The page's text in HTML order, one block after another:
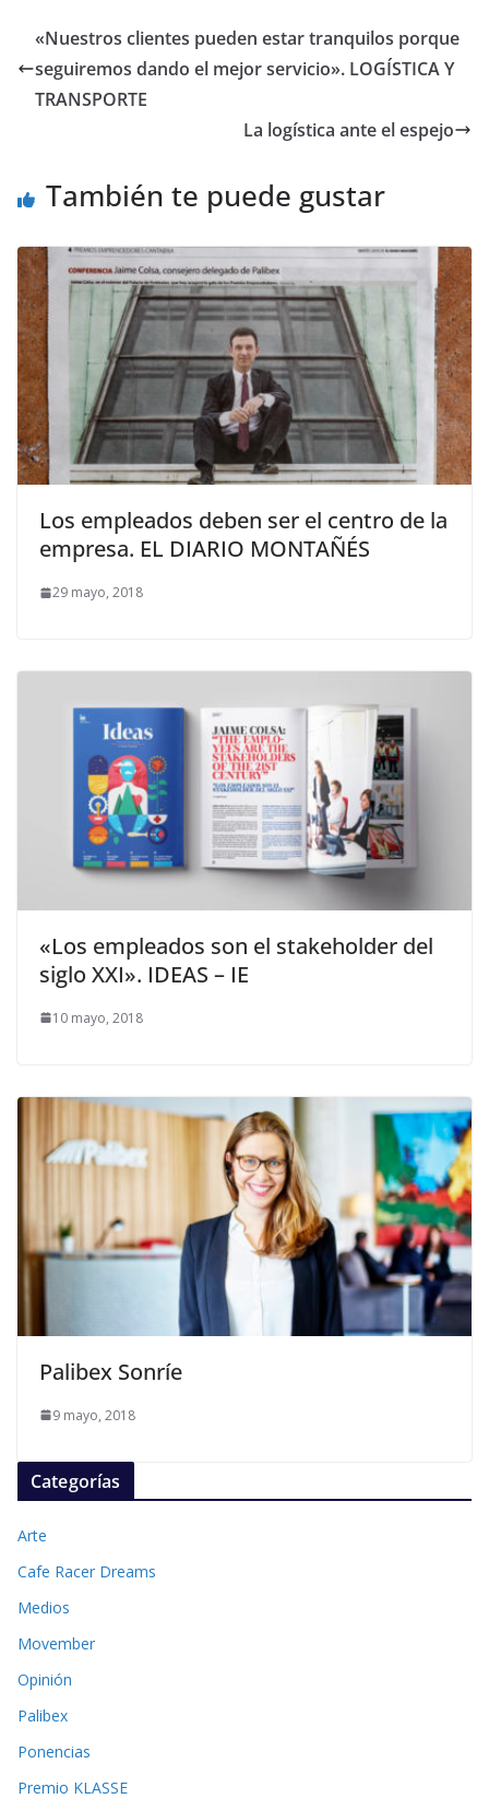
«Nuestros clientes pueden estar tranquilos porque
seguiremos dando el mejor servicio». LOGÍSTICA Y
TRANSPORTE
La logística ante el espejo
También te puede gustar
Los empleados deben ser el centro de la
empresa. EL DIARIO MONTAÑÉS
29 mayo, 2018
«Los empleados son el stakeholder del
siglo XXI». IDEAS – IE
10 mayo, 2018
Palibex Sonríe
9 mayo, 2018
Categorías
Arte
Cafe Racer Dreams
Medios
Movember
Opinión
Palibex
Ponencias
Premio KLASSE